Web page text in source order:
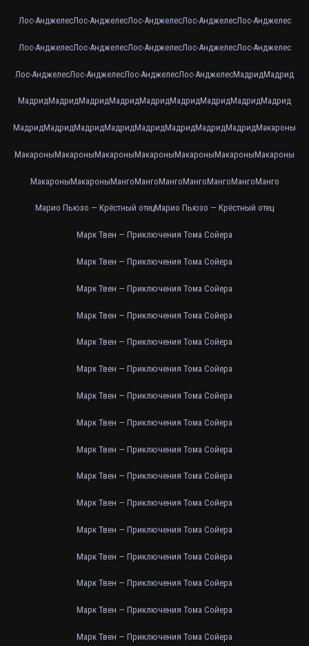
Лос-АнджелесЛос-АнджелесЛос-АнджелесЛос-АнджелесЛос-Анджелес
Лос-АнджелесЛос-АнджелесЛос-АнджелесЛос-АнджелесЛос-Анджелес
Лос-АнджелесЛос-АнджелесЛос-АнджелесЛос-АнджелесМадридМадрид
МадридМадридМадридМадридМадридМадридМадридМадридМадрид
МадридМадридМадридМадридМадридМадридМадридМадридМакароны
МакароныМакароныМакароныМакароныМакароныМакароныМакароны
МакароныМакароныМангоМангоМангоМангоМангоМангоМанго
Марио Пьюзо — Крёстный отецМарио Пьюзо — Крёстный отец
Марк Твен — Приключения Тома Сойера
Марк Твен — Приключения Тома Сойера
Марк Твен — Приключения Тома Сойера
Марк Твен — Приключения Тома Сойера
Марк Твен — Приключения Тома Сойера
Марк Твен — Приключения Тома Сойера
Марк Твен — Приключения Тома Сойера
Марк Твен — Приключения Тома Сойера
Марк Твен — Приключения Тома Сойера
Марк Твен — Приключения Тома Сойера
Марк Твен — Приключения Тома Сойера
Марк Твен — Приключения Тома Сойера
Марк Твен — Приключения Тома Сойера
Марк Твен — Приключения Тома Сойера
Марк Твен — Приключения Тома Сойера
Марк Твен — Приключения Тома Сойера